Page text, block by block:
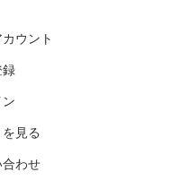
ウント
録
ン
見る
合わせ